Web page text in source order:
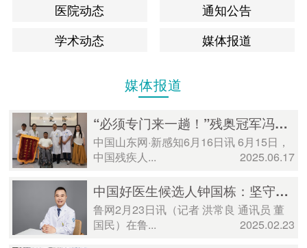
医院动态
通知公告
学术动态
媒体报道
媒体报道
“必须专门来一趟！”残奥冠军冯齐携家人来菏致谢
中国山东网·新感知6月16日讯 6月15日，
中国残疾人...
2025.06.17
中国好医生候选人钟国栋：坚守初心三十载 “医”心为民铸医魂
鲁网2月23日讯（记者 洪常良 通讯员 董
国民）在鲁...
2025.02.23